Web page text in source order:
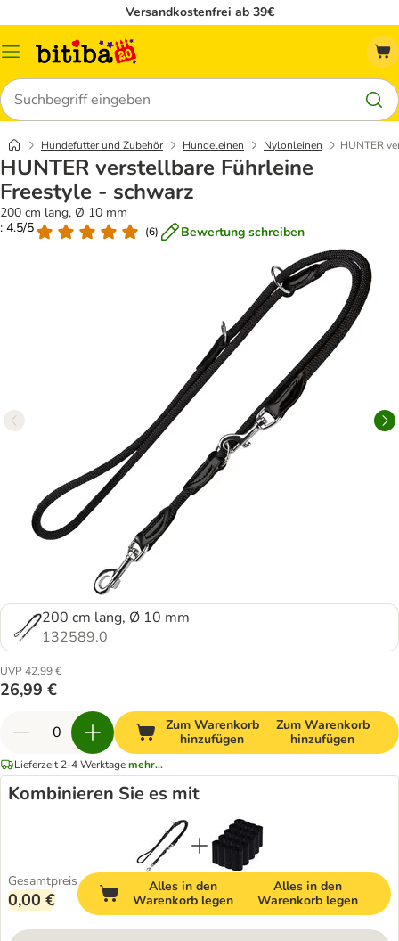
Versandkostenfrei ab 39€
Menü
Suchen
Hundefutter und Zubehör Hundeleinen Nylonleinen HUNTER
HUNTER verstellbare Führleine
Freestyle - schwarz
200 cm lang, Ø 10 mm
: 4.5/5
(6) Bewertung schreiben
200 cm lang, Ø 10 mm
132589.0
UVP 42,99 €
26,99 €
Zum Warenkorb
hinzufügen
Zum Warenkorb
hinzufügen
Lieferzeit 2-4 Werktagemehr...
Kombinieren Sie es mit
Gesamtpreis
0,00 €
Alles in den
Warenkorb legen
Alles in den
Warenkorb legen